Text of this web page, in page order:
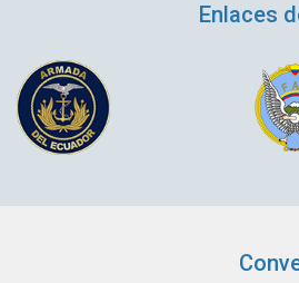
Enlaces